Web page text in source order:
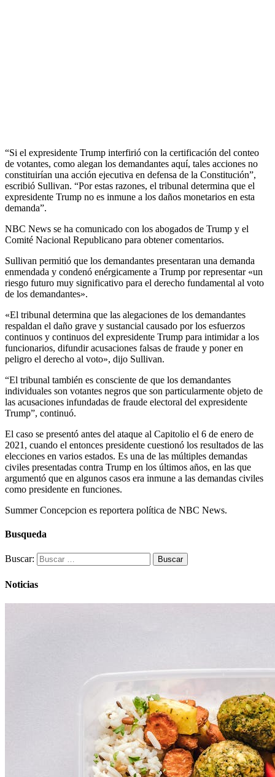
“Si el expresidente Trump interfirió con la certificación del conteo
de votantes, como alegan los demandantes aquí, tales acciones no
constituirían una acción ejecutiva en defensa de la Constitución”,
escribió Sullivan. “Por estas razones, el tribunal determina que el
expresidente Trump no es inmune a los daños monetarios en esta
demanda”.
NBC News se ha comunicado con los abogados de Trump y el
Comité Nacional Republicano para obtener comentarios.
Sullivan permitió que los demandantes presentaran una demanda
enmendada y condenó enérgicamente a Trump por representar «un
riesgo futuro muy significativo para el derecho fundamental al voto
de los demandantes».
«El tribunal determina que las alegaciones de los demandantes
respaldan el daño grave y sustancial causado por los esfuerzos
continuos y continuos del expresidente Trump para intimidar a los
funcionarios, difundir acusaciones falsas de fraude y poner en
peligro el derecho al voto», dijo Sullivan.
“El tribunal también es consciente de que los demandantes
individuales son votantes negros que son particularmente objeto de
las acusaciones infundadas de fraude electoral del expresidente
Trump”, continuó.
El caso se presentó antes del ataque al Capitolio el 6 de enero de
2021, cuando el entonces presidente cuestionó los resultados de las
elecciones en varios estados. Es una de las múltiples demandas
civiles presentadas contra Trump en los últimos años, en las que
argumentó que en algunos casos era inmune a las demandas civiles
como presidente en funciones.
Summer Concepcion es reportera política de NBC News.
Busqueda
Buscar:
Noticias